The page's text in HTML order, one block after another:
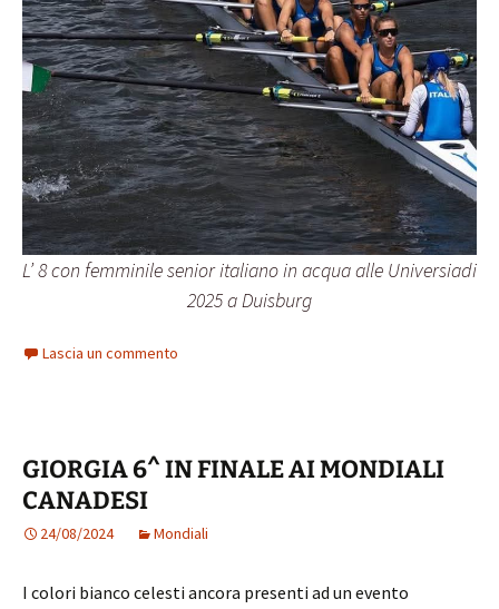
L’ 8 con femminile senior italiano in acqua alle Universiadi
2025 a Duisburg
Lascia un commento
GIORGIA 6^ IN FINALE AI MONDIALI
CANADESI
24/08/2024 Mondiali
I colori bianco celesti ancora presenti ad un evento